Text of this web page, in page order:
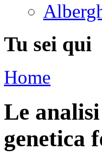
Tu sei qui
Home
Le
genetica